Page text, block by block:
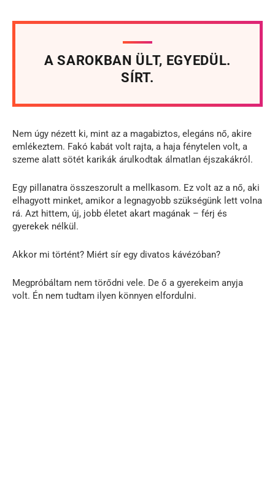
A SAROKBAN ÜLT, EGYEDÜL.
SÍRT.
Nem úgy nézett ki, mint az a magabiztos, elegáns nő, akire
emlékeztem. Fakó kabát volt rajta, a haja fénytelen volt, a
szeme alatt sötét karikák árulkodtak álmatlan éjszakákról.
Egy pillanatra összeszorult a mellkasom. Ez volt az a nő, aki
elhagyott minket, amikor a legnagyobb szükségünk lett volna
rá. Azt hittem, új, jobb életet akart magának – férj és
gyerekek nélkül.
Akkor mi történt? Miért sír egy divatos kávézóban?
Megpróbáltam nem törődni vele. De ő a gyerekeim anyja
volt. Én nem tudtam ilyen könnyen elfordulni.